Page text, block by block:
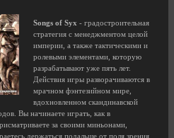
Songs of Syx - градостроительная
стратегия с менеджментом целой
империи, а также тактическими и
ролевыми элементами, которую
разрабатывают уже пять лет.
Действия игры разворачиваются в
мрачном фэнтезийном мире,
вдохновленном скандинавской
Вы начинаете играть, как в
за своими миньонами,
держаться подальше от поля зрения